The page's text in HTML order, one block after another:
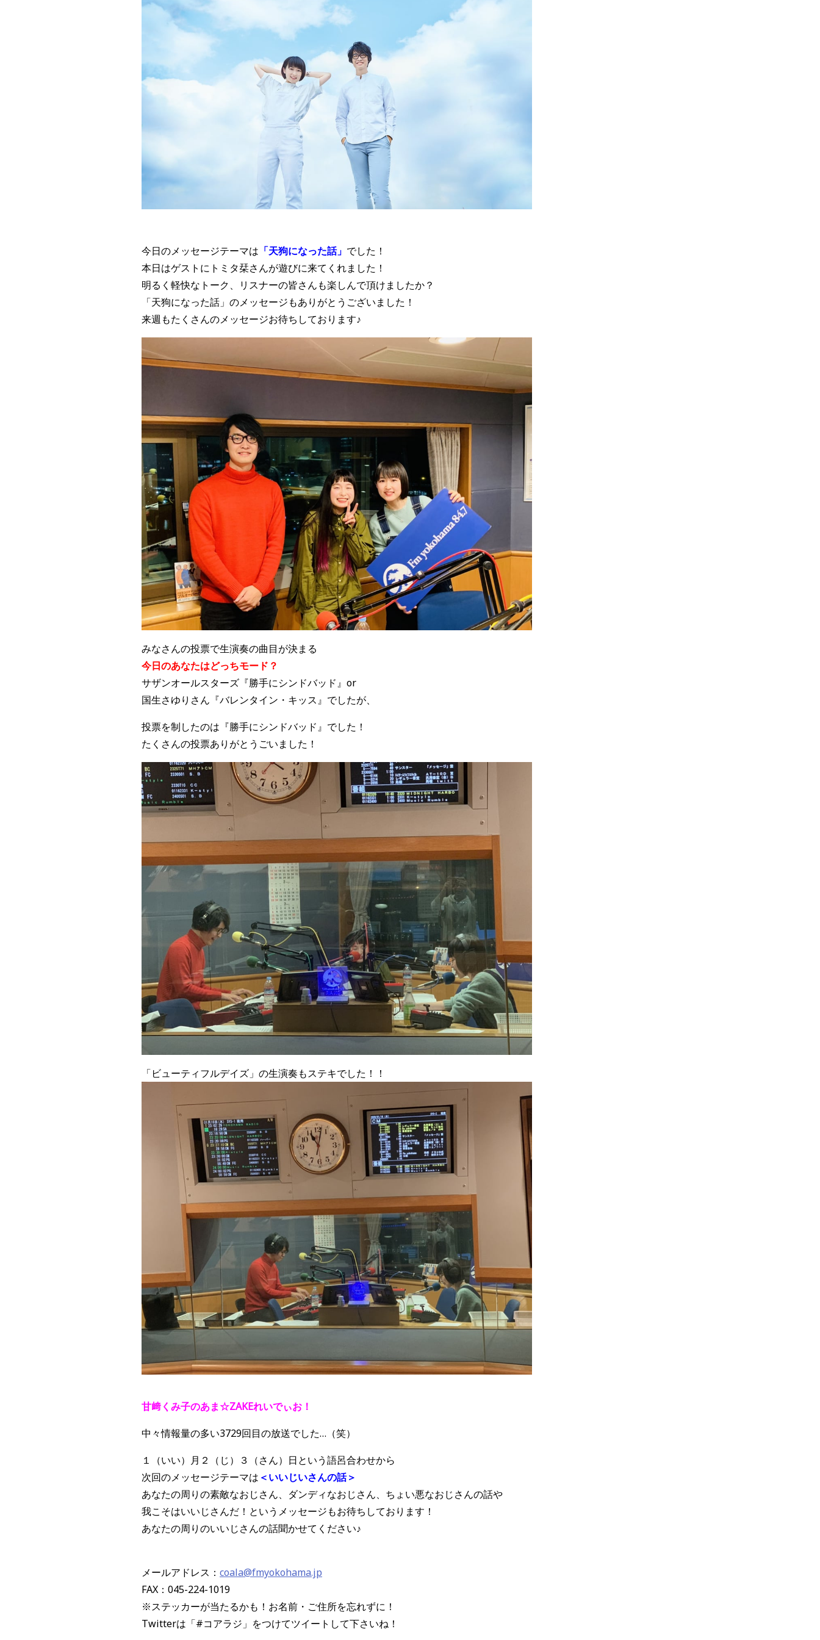
今日のメッセージテーマは 「天狗になった話」 でした！
本日はゲストにトミタ栞さんが遊びに来てくれました！
明るく軽快なトーク、リスナーの皆さんも楽しんで頂けましたか？
「天狗になった話」のメッセージもありがとうございました！
来週もたくさんのメッセージお待ちしております♪
みなさんの投票で生演奏の曲目が決まる
今日のあなたはどっちモード？
サザンオールスターズ『勝手にシンドバッド』or
国生さゆりさん『バレンタイン・キッス』でしたが、
投票を制したのは『勝手にシンドバッド』でした！
たくさんの投票ありがとうごいました！
「ビューティフルデイズ」の生演奏もステキでした！！
甘﨑くみ子のあま☆ZAKEれいでぃお！
中々情報量の多い3729回目の放送でした…（笑）
１（いい）月２（じ）３（さん）日という語呂合わせから
次回のメッセージテーマは ＜いいじいさんの話＞
あなたの周りの素敵なおじさん、ダンディなおじさん、ちょい悪なおじさんの話や
我こそはいいじさんだ！というメッセージもお待ちしております！
あなたの周りのいいじさんの話聞かせてください♪
メールアドレス： coala@fmyokohama.jp
FAX：045-224-1019
※ステッカーが当たるかも！お名前・ご住所を忘れずに！
Twitterは「#コアラジ」をつけてツイートして下さいね！